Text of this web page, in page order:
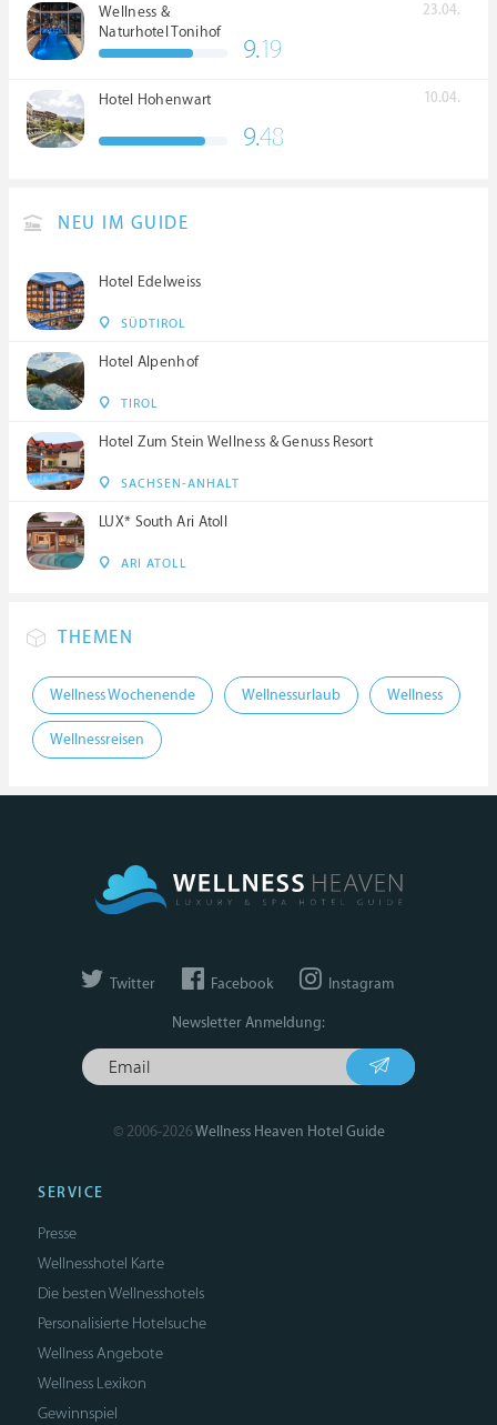
Wellness &
Naturhotel Tonihof
****S
23.04.
9.19
Hotel Hohenwart 10.04.
9.48
NEU IM GUIDE
Hotel Edelweiss
SÜDTIROL
Hotel Alpenhof
TIROL
Hotel Zum Stein Wellness & Genuss Resort
SACHSEN-ANHALT
LUX* South Ari Atoll
ARI ATOLL
THEMEN
Wellness Wochenende Wellnessurlaub Wellness
Wellnessreisen
Twitter Facebook Instagram
Newsletter Anmeldung:
© 2006-2026Wellness Heaven Hotel Guide
SERVICE
Presse
Wellnesshotel Karte
Die besten Wellnesshotels
Personalisierte Hotelsuche
Wellness Angebote
Wellness Lexikon
Gewinnspiel